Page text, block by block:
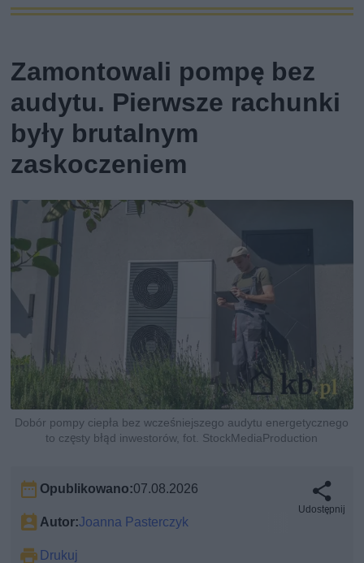
Zamontowali pompę bez
audytu. Pierwsze rachunki
były brutalnym
zaskoczeniem
Dobór pompy ciepła bez wcześniejszego audytu energetycznego
to częsty błąd inwestorów, fot. StockMediaProduction
Opublikowano:07.08.2026
Autor:Joanna Pasterczyk
Drukuj
Udostępnij